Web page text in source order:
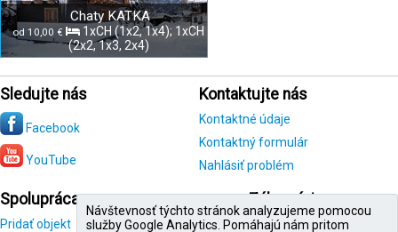
Chaty KATKA
od 10,00 €
1xCH (1x2, 1x4); 1xCH
(2x2, 1x3, 2x4)
Sledujte nás
Facebook
YouTube
Kontaktujte nás
Kontaktné údaje
Kontaktný formulár
Nahlásiť problém
Spolupráca
Pridať objekt
Zákazníci
Registrácia
Návštevnosť týchto stránok analyzujeme pomocou
služby Google Analytics. Pomáhajú nám pritom